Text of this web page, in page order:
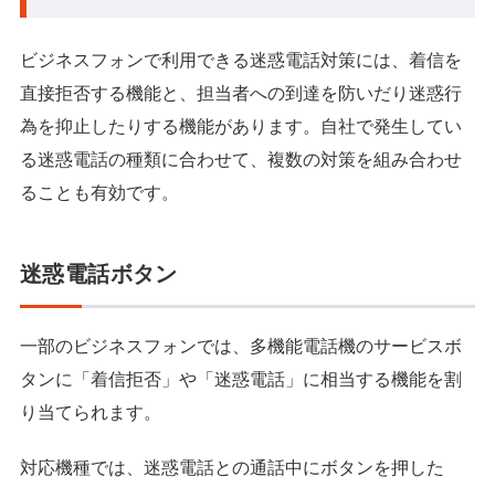
ビジネスフォンで利用できる迷惑電話対策には、着信を
直接拒否する機能と、担当者への到達を防いだり迷惑行
為を抑止したりする機能があります。自社で発生してい
る迷惑電話の種類に合わせて、複数の対策を組み合わせ
ることも有効です。
迷惑電話ボタン
一部のビジネスフォンでは、多機能電話機のサービスボ
タンに「着信拒否」や「迷惑電話」に相当する機能を割
り当てられます。
対応機種では、迷惑電話との通話中にボタンを押した